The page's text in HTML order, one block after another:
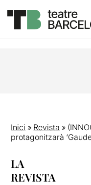
Inici » Revista »
protagonitzarà
LA
REVISTA